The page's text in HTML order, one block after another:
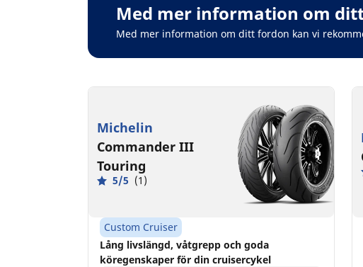
Med mer information om
Med mer information om ditt fordon kan vi
Michelin
Commander III
Touring
5/5 (1)
Custom Cruiser
Lång livslängd, våtgrepp och goda
köregenskaper för din cruisercykel